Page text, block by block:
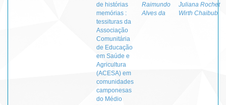
de histórias
memórias :
tessituras da
Associação
Comunitária
de Educação
em Saúde e
Agricultura
(ACESA) em
comunidades
camponesas
do Médio
Raimundo
Alves da
Juliana Rochet
Wirth Chaibub